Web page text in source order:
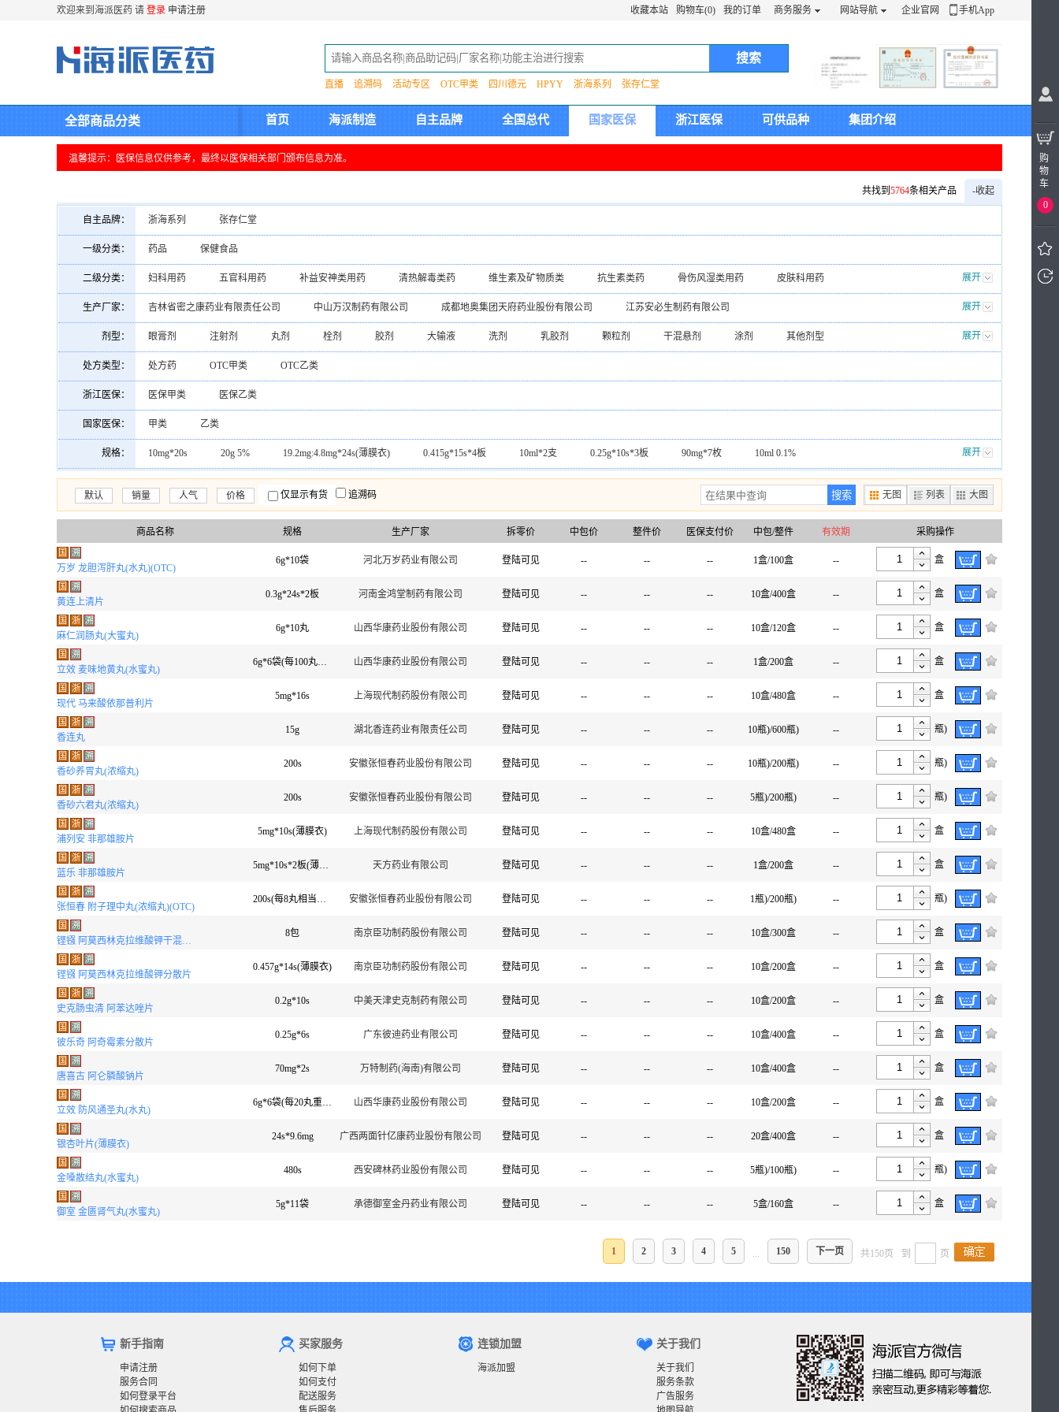
欢迎来到海派医药 请 登录 申请注册 收藏本站 购物车(0) 我的订单 商务服务 网站导航 企业官网 手机App
搜索
直播 追溯码 活动专区 OTC甲类 四川德元 HPYY 浙海系列 张存仁堂
全部商品分类 首页 海派制造 自主品牌 全国总代 国家医保 浙江医保 可供品种 集团介绍
温馨提示：医保信息仅供参考，最终以医保相关部门颁布信息为准。
-收起
共找到 5764条相关产品
自主品牌： 浙海系列 张存仁堂
一级分类： 药品 保健食品
二级分类： 展开
妇科用药 五官科用药 补益安神类用药 清热解毒类药 维生素及矿物质类 抗生素类药 骨伤风湿类用药 皮肤科用药
内分泌系统用药 神经系统用药 呼吸系统用药 肝胆肠胃用药 泌尿系统用药 心脑血管用药 其他药品
生产厂家： 展开
吉林省密之康药业有限责任公司 中山万汉制药有限公司 成都地奥集团天府药业股份有限公司 江苏安必生制药有限公司
长春迪瑞制药有限公司 南通华山药业有限公司 新疆维吾尔药业有限责任公司 上海上药信谊药厂有限公司 万全万特制药(厦门)有限公司
植恩生物技术股份有限公司 南京中山制药有限公司
上海安丁生物(汤阴)药业有限公司
杭州朱养心药业有限公司 双鹤天安药业(贵州)股份有限公司 郑州卓峰制药有限公司 云南云龙制药股份有限公司 天津生物化学制药有限公司
昆山龙灯瑞迪制药有限公司 广东同德药业有限公司 陕西超群制药有限公司 湖北恒安芙林药业股份有限公司 上海和黄药业有限公司
江苏长江药业有限公司 广东星昊药业有限公司 北京金城泰尔制药有限公司
广西欢宝药业有限公司 成都奥邦药业有限公司 南昌弘益药业有限公司 杭州仟源保灵药业有限公司 海南科进生物制药有限公司
广州白云山医药集团股份有限公司白云山制药总厂
剂型： 展开
眼膏剂 注射剂 丸剂 栓剂 胶剂 大输液 洗剂 乳胶剂 颗粒剂 干混悬剂 涂剂 其他剂型
原料药 混悬液 口服乳剂
口服液 合剂
滴耳剂 滴丸剂
处方类型： 处方药 OTC甲类 OTC乙类
浙江医保： 医保甲类 医保乙类
国家医保： 甲类 乙类
规格： 展开
10mg*20s 20g 5% 19.2mg:4.8mg*24s(薄膜衣) 0.415g*15s*4板 10ml*2支 0.25g*10s*3板 90mg*7枚 10ml 0.1%
14.75g*20包 10片 50mg*10s*2板 150mg/12.5mg*7s*2板*2袋 0.64g 100s(薄膜衣) 10mg*16s(素片) 0.52g*12s*3板(薄膜衣)
25mg*20s(素片) 3.7g*20袋 16s*3板(糖衣)
0.1g*24s 2mg*100s 240mg*7s*2板 0.41g*30s(薄膜衣) 0.125g*100s(薄膜衣) 0.25g*6s薄膜衣)
300mg*30s(薄膜衣) 0.55g*60s 40mg*28s 0.15g*6s(薄膜衣) 2mg*14s(薄膜衣) 5ml:0.125g*25瓶 1ml:2mg*10支
25mg*6s*2板 200mg*12s 60mg*10s*3板(素片) 1.6g*12袋(无蔗糖)
默认 销量 人气 价格 仅显示有货 追溯码 无图 列表 大图
搜索
商品名称 规格 生产厂家 拆零价 中包价 整件价 医保支付价 中包/整件 有效期 采购操作
国 溯
万岁 龙胆泻肝丸(水丸)(OTC)
6g*10袋 河北万岁药业有限公司 登陆可见 -- -- -- 1盒/100盒 -- 盒
国 溯
黄连上清片
0.3g*24s*2板 河南金鸿堂制药有限公司 登陆可见 -- -- -- 10盒/400盒 -- 盒
国 浙 溯
麻仁润肠丸(大蜜丸)
6g*10丸 山西华康药业股份有限公司 登陆可见 -- -- -- 10盒/120盒 -- 盒
国 溯
立效 麦味地黄丸(水蜜丸)
6g*6袋(每100丸重10g) 山西华康药业股份有限公司 登陆可见 -- -- -- 1盒/200盒 -- 盒
国 浙 溯
现代 马来酸依那普利片
5mg*16s 上海现代制药股份有限公司 登陆可见 -- -- -- 10盒/480盒 -- 盒
国 浙 溯
香连丸
15g 湖北香连药业有限责任公司 登陆可见 -- -- -- 10瓶)/600瓶) -- 瓶)
国 浙 溯
香砂养胃丸(浓缩丸)
200s 安徽张恒春药业股份有限公司 登陆可见 -- -- -- 10瓶)/200瓶) -- 瓶)
国 浙 溯
香砂六君丸(浓缩丸)
200s 安徽张恒春药业股份有限公司 登陆可见 -- -- -- 5瓶)/200瓶) -- 瓶)
国 浙 溯
浦列安 非那雄胺片
5mg*10s(薄膜衣) 上海现代制药股份有限公司 登陆可见 -- -- -- 10盒/480盒 -- 盒
国 浙 溯
蓝乐 非那雄胺片
5mg*10s*2板(薄膜衣) 天方药业有限公司 登陆可见 -- -- -- 1盒/200盒 -- 盒
国 浙 溯
张恒春 附子理中丸(浓缩丸)(OTC)
200s(每8丸相当于原生药3g) 安徽张恒春药业股份有限公司 登陆可见 -- -- -- 1瓶)/200瓶) -- 瓶)
国 溯
铿镪 阿莫西林克拉维酸钾干混悬剂(7:1)
8包 南京臣功制药股份有限公司 登陆可见 -- -- -- 10盒/300盒 -- 盒
国 浙 溯
铿镪 阿莫西林克拉维酸钾分散片
0.457g*14s(薄膜衣) 南京臣功制药股份有限公司 登陆可见 -- -- -- 10盒/200盒 -- 盒
国 浙 溯
史克肠虫清 阿苯达唑片
0.2g*10s 中美天津史克制药有限公司 登陆可见 -- -- -- 10盒/200盒 -- 盒
国 溯
彼乐奇 阿奇霉素分散片
0.25g*6s 广东彼迪药业有限公司 登陆可见 -- -- -- 10盒/400盒 -- 盒
国 溯
唐喜古 阿仑膦酸钠片
70mg*2s 万特制药(海南)有限公司 登陆可见 -- -- -- 10盒/400盒 -- 盒
国 溯
立效 防风通圣丸(水丸)
6g*6袋(每20丸重1克) 山西华康药业股份有限公司 登陆可见 -- -- -- 10盒/200盒 -- 盒
国 溯
银杏叶片(薄膜衣)
24s*9.6mg 广西两面针亿康药业股份有限公司 登陆可见 -- -- -- 20盒/400盒 -- 盒
国 溯
金嗓散结丸(水蜜丸)
480s 西安碑林药业股份有限公司 登陆可见 -- -- -- 5瓶)/100瓶) -- 瓶)
国 溯
御室 金匮肾气丸(水蜜丸)
5g*11袋 承德御室金丹药业有限公司 登陆可见 -- -- -- 5盒/160盒 -- 盒
1 2 3 4 5 ... 150 下一页 共150页 到 页
新手指南
申请注册
服务合同
如何登录平台
买家服务
如何下单
如何支付
配送服务
连锁加盟
海派加盟
关于我们
关于我们
服务条款
广告服务
购
物
车
0